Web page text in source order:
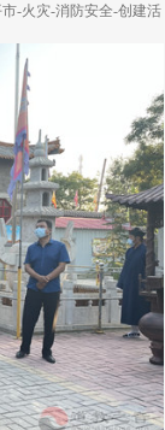
-火灾-消防安全-创建活